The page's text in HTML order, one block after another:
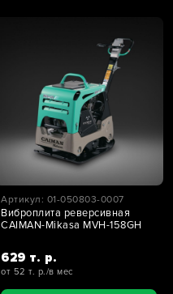
Артикул: 01-050803-0007
Виброплита реверсивная
CAIMAN-Mikasa MVH-158GH
629 т. р.
от 52 т. р./в мес